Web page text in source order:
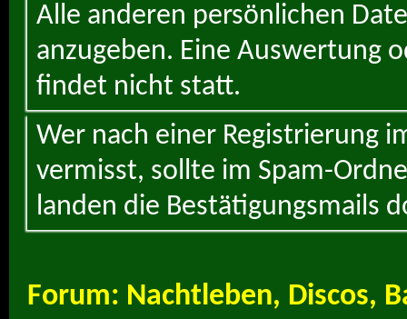
Alle anderen persönlichen
anzugeben. Eine Auswertung
findet nicht statt.
Wer nach einer Registrierung
vermisst, sollte im Spam-
landen die Bestätigungsmails
Forum: Nachtleben, Discos,